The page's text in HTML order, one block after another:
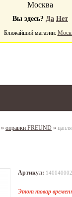
Москва
Вы здесь? Да Нет
Ближайший магазин:
» оправки FREUND »
Артикул: 140040002
Этот товар